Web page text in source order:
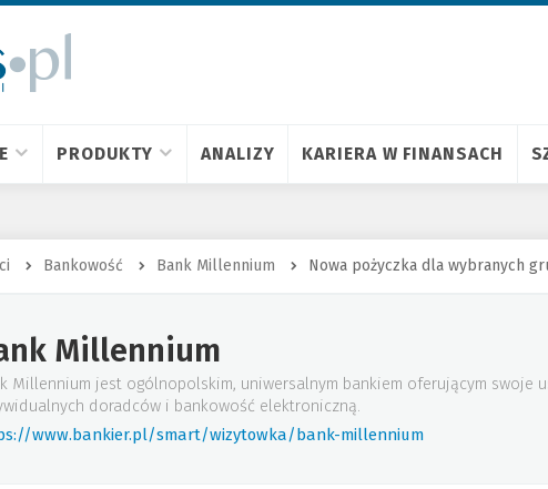
PRODUKTY ANALIZY KARIERA W FINANSACH
Bankowość Bank Millennium Nowa pożyczka dla wybranych
Millennium
Millennium jest ogólnopolskim, uniwersalnym bankiem oferującym swoje
doradców i bankowość elektroniczną.
www.bankier.pl/smart/wizytowka/bank-millennium